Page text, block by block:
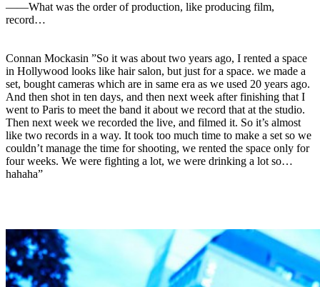
――What was the order of production, like producing film,
record…
Connan Mockasin ”So it was about two years ago, I rented a space
in Hollywood looks like hair salon, but just for a space. we made a
set, bought cameras which are in same era as we used 20 years ago.
And then shot in ten days, and then next week after finishing that I
went to Paris to meet the band it about we record that at the studio.
Then next week we recorded the live, and filmed it. So it’s almost
like two records in a way. It took too much time to make a set so we
couldn’t manage the time for shooting, we rented the space only for
four weeks. We were fighting a lot, we were drinking a lot so…
hahaha”